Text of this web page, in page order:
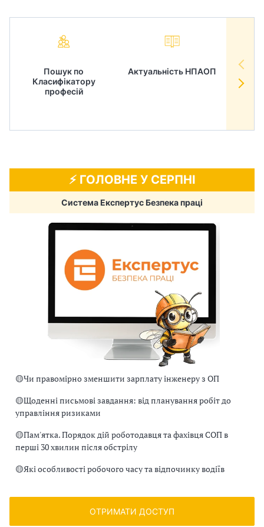
Пошук по
Класифікатору
професій
Актуальність НПАОП
⚡️ ГОЛОВНЕ У СЕРПНІ
Система Експертус Безпека праці
🟡Чи правомірно зменшити зарплату інженеру з ОП
🟡Щоденні письмові завдання: від планування робіт до
управління ризиками
🟡Пам'ятка. Порядок дій роботодавця та фахівця СОП в
перші 30 хвилин після обстрілу
🟡Які особливості робочого часу та відпочинку водіїв
ОТРИМАТИ ДОСТУП